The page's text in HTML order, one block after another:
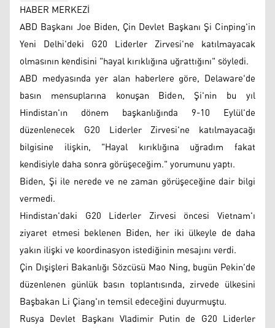
HABER MERKEZİ
ABD Başkanı Joe Biden, Çin Devlet Başkanı Şi Cinping'in
Yeni Delhi'deki G20 Liderler Zirvesi'ne katılmayacak
olmasının kendisini "hayal kırıklığına uğrattığını" söyledi.
ABD medyasında yer alan haberlere göre, Delaware'de
basın mensuplarına konuşan Biden, Şi'nin bu yıl
Hindistan'ın dönem başkanlığında 9-10 Eylül'de
düzenlenecek G20 Liderler Zirvesi'ne katılmayacağı
bilgisine ilişkin, "Hayal kırıklığına uğradım fakat
kendisiyle daha sonra görüşeceğim." yorumunu yaptı.
Biden, Şi ile nerede ve ne zaman görüşeceğine dair bilgi
vermedi.
Hindistan'daki G20 Liderler Zirvesi öncesi Vietnam'ı
ziyaret etmesi beklenen Biden, her iki ülkeyle de daha
yakın ilişki ve koordinasyon istediğinin mesajını verdi.
Çin Dışişleri Bakanlığı Sözcüsü Mao Ning, bugün Pekin'de
düzenlenen günlük basın toplantısında, zirvede ülkesini
Başbakan Li Çiang'ın temsil edeceğini duyurmuştu.
Rusya Devlet Başkanı Vladimir Putin de G20 Liderler